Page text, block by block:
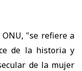
"se refiere a
de la historia y
de la mujer